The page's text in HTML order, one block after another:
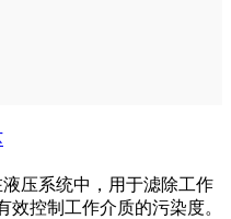
压系统中，用于滤除工作
控制工作介质的污染度。